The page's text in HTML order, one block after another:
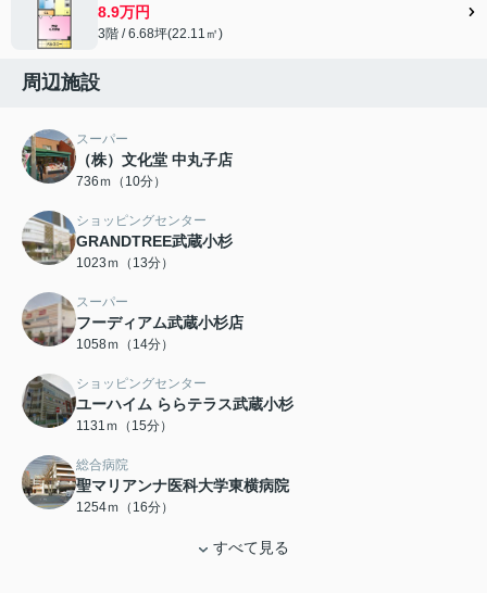
8.9万円
3階 / 6.68坪(22.11㎡)
周辺施設
スーパー
（株）文化堂 中丸子店
736ｍ（10分）
ショッピングセンター
GRANDTREE武蔵小杉
1023ｍ（13分）
スーパー
フーディアム武蔵小杉店
1058ｍ（14分）
ショッピングセンター
ユーハイム ららテラス武蔵小杉
1131ｍ（15分）
総合病院
聖マリアンナ医科大学東横病院
1254ｍ（16分）
すべて見る